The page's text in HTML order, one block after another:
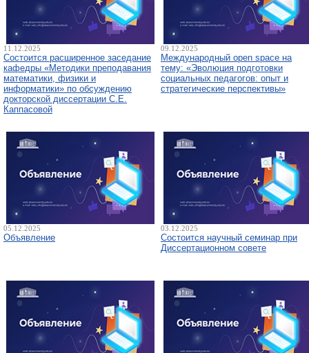
11.12.2025
Состоится расширенное заседание
кафедры «Методики преподавания
математики, физики и
информатики» по обсуждению
докторской диссертации С.Е.
Каппасовой
09.12.2025
Международный open space на
тему: «Эволюция подготовки
социальных педагогов: опыт и
стратегические перспективы»
05.12.2025
Объявление
03.12.2025
Состоится научный семинар при
Диссертационном совете